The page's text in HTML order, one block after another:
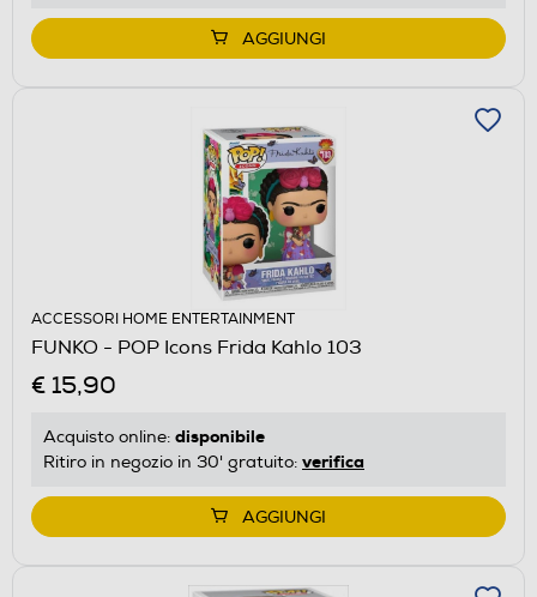
AGGIUNGI
ACCESSORI HOME ENTERTAINMENT
FUNKO - POP Icons Frida Kahlo 103
€ 15,90
Acquisto online: disponibile
Ritiro in negozio in 30' gratuito: verifica
AGGIUNGI